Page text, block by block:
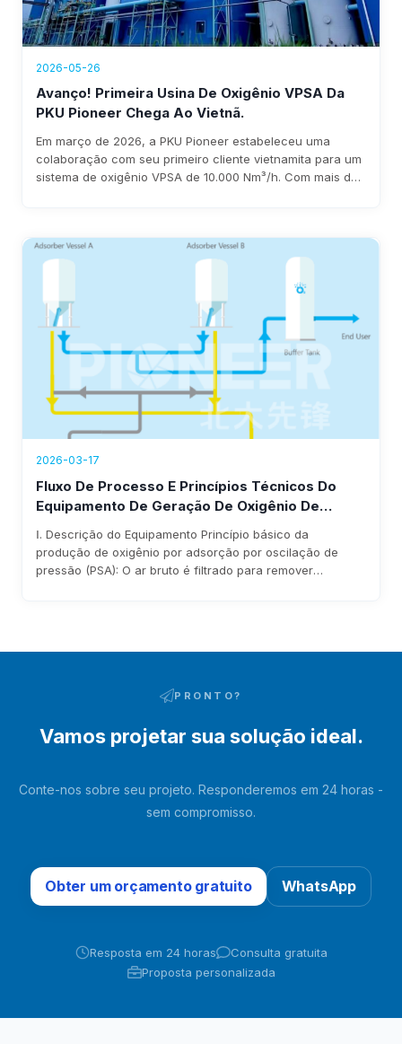
2026-05-26
Avanço! Primeira Usina De Oxigênio VPSA Da
PKU Pioneer Chega Ao Vietnã.
Em março de 2026, a PKU Pioneer estabeleceu uma
colaboração com seu primeiro cliente vietnamita para um
sistema de oxigênio VPSA de 10.000 Nm³/h. Com mais de
anual de 1 a 8 milhões de dólares.
2026-03-17
Fluxo De Processo E Princípios Técnicos Do
Equipamento De Geração De Oxigênio De
/h Da PKU Pioneer
Ⅰ. Descrição do Equipamento Princípio básico da
produção de oxigênio por adsorção por oscilação de
pressão (PSA): O ar bruto é filtrado para remover
PRONTO?
Vamos projetar sua solução ideal.
Conte-nos sobre seu projeto. Responderemos em 24 horas -
sem compromisso.
Obter um orçamento gratuito WhatsApp
Resposta em 24 horas
Consulta gratuita
Proposta personalizada